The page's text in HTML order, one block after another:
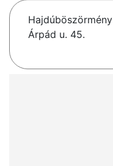
Hajdúböszörmény
Árpád u. 45.